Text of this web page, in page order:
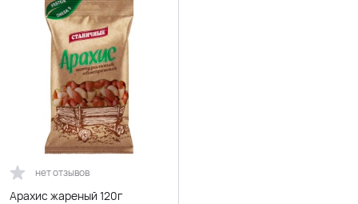
нет отзывов
Арахис жареный 120г